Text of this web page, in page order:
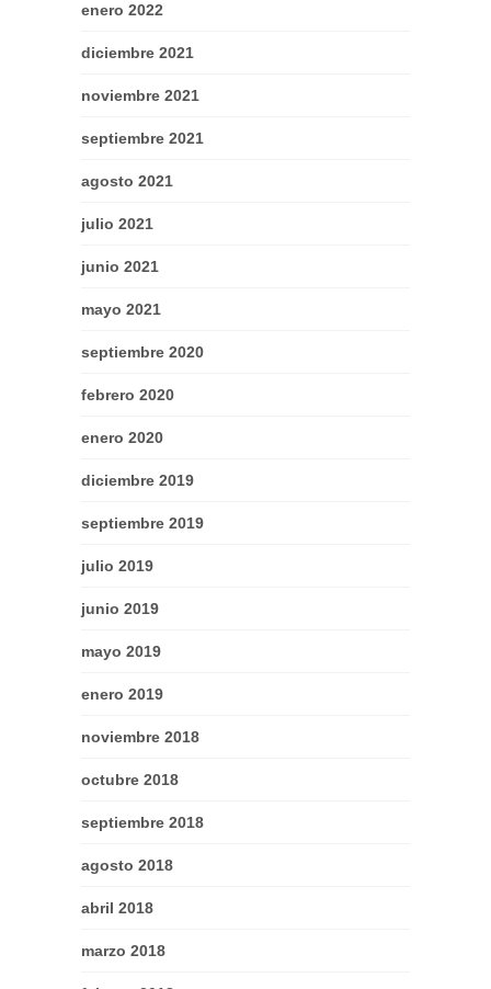
enero 2022
diciembre 2021
noviembre 2021
septiembre 2021
agosto 2021
julio 2021
junio 2021
mayo 2021
septiembre 2020
febrero 2020
enero 2020
diciembre 2019
septiembre 2019
julio 2019
junio 2019
mayo 2019
enero 2019
noviembre 2018
octubre 2018
septiembre 2018
agosto 2018
abril 2018
marzo 2018